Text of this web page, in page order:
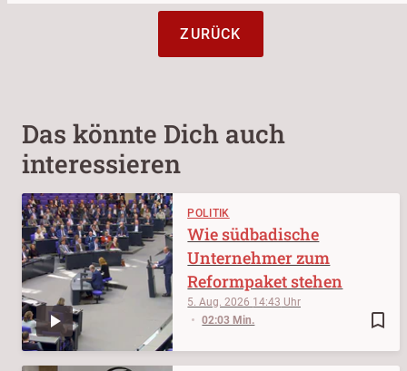
ZURÜCK
Das könnte Dich auch
interessieren
POLITIK
bookmark_border
5. Aug. 2026 14:43
02:03 Min.
Wie südbadische
Unternehmer zum
Reformpaket stehen